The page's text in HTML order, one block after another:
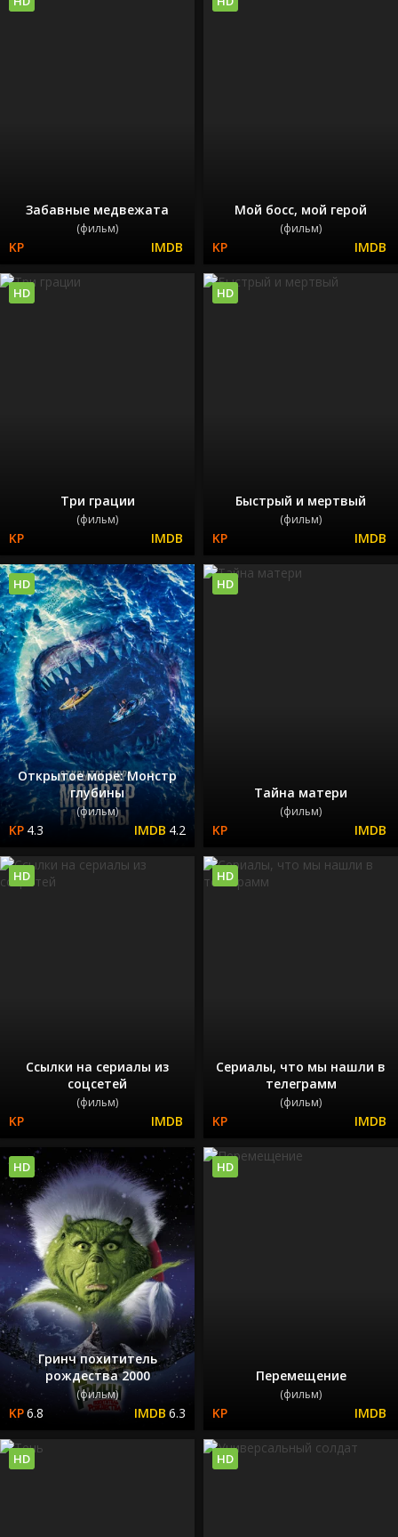
Забавные медвежата
(фильм)
Мой босс, мой герой
(фильм)
Три грации
(фильм)
HD
Быстрый и мертвый
(фильм)
HD
Открытое море: Монстр
глубины
(фильм)
4.3 4.2
HD
Тайна матери
(фильм)
HD
Ссылки на сериалы из
соцсетей
(фильм)
HD
Сериалы, что мы нашли в
телеграмм
(фильм)
HD
Гринч похититель
рождества 2000
(фильм)
6.8 6.3
HD
Перемещение
(фильм)
HD
HD HD